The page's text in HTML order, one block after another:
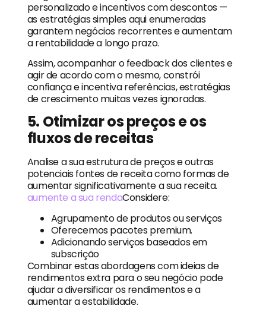
personalizado e incentivos com descontos —
as estratégias simples aqui enumeradas
garantem negócios recorrentes e aumentam
a rentabilidade a longo prazo.
Assim, acompanhar o feedback dos clientes e
agir de acordo com o mesmo, constrói
confiança e incentiva referências, estratégias
de crescimento muitas vezes ignoradas.
5. Otimizar os preços e os
fluxos de receitas
Analise a sua estrutura de preços e outras
potenciais fontes de receita como formas de
aumentar significativamente a sua receita.
aumente a sua rendaConsidere:
Agrupamento de produtos ou serviços
Oferecemos pacotes premium.
Adicionando serviços baseados em
subscrição
Combinar estas abordagens com ideias de
rendimentos extra para o seu negócio pode
ajudar a diversificar os rendimentos e a
aumentar a estabilidade.